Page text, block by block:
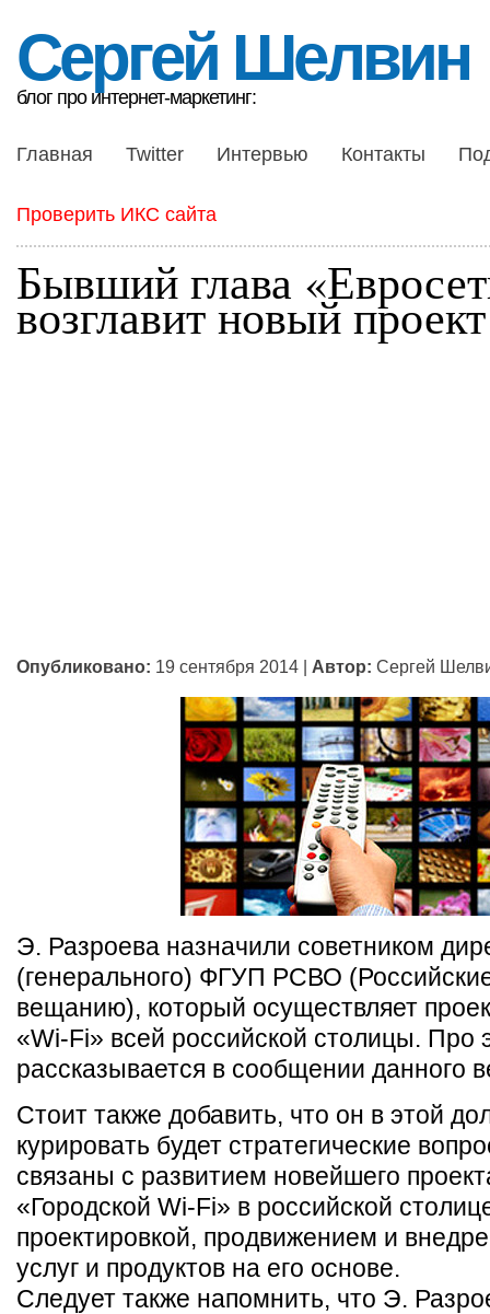
Сергей Шелвин
блог про интернет-маркетинг:
Главная Twitter Интервью Контакты
Проверить ИКС сайта
Бывший глава
возглавит новый проект
Опубликовано: 19 сентября 2014 | Автор: Сергей
Э. Разроева назначили советником
(генерального) ФГУП РСВО
вещанию), который осуществляет
«Wi-Fi» всей российской столицы. Про
рассказывается в сообщении данного
Стоит также добавить, что он в этой
курировать будет стратегические
связаны с развитием новейшего
«Городской Wi-Fi» в российской
проектировкой, продвижением и
услуг и продуктов на его основе.
Следует также напомнить, что Э.